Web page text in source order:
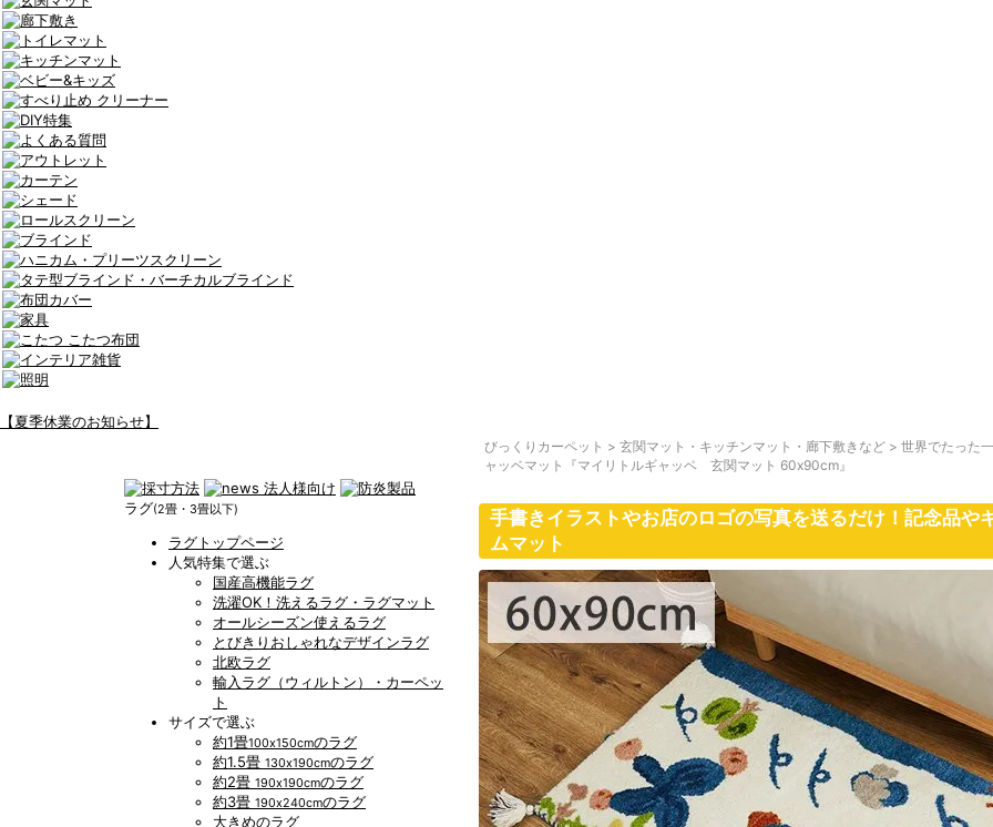
【夏季休業のお知らせ】
ラグ(2畳・3畳以下)
ラグトップページ
人気特集で選ぶ
国産高機能ラグ
洗濯OK！洗えるラグ・ラグマット
オールシーズン使えるラグ
とびきりおしゃれなデザインラグ
北欧ラグ
輸入ラグ（ウィルトン）・カーペッ
ト
サイズで選ぶ
約1畳100x150cmのラグ
約1.5畳 130x190cmのラグ
約2畳 190x190cmのラグ
約3畳 190x240cmのラグ
大きめのラグ
びっくりカーペット > 玄関マット・キッチンマット・廊下敷きなど > 世界でたった
ャッベマット『マイリトルギャッベ 玄関マット 60x90cm』
手書きイラストやお店のロゴの写真を送るだけ！記念品や
ムマット